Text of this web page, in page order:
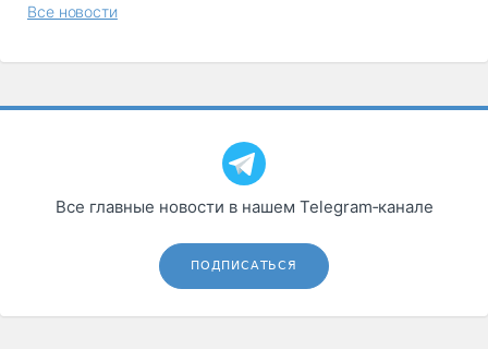
Все новости
Все главные новости в нашем Telegram‑канале
ПОДПИСАТЬСЯ